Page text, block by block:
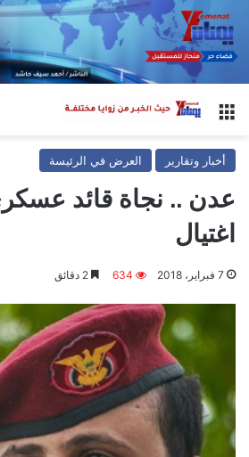
القائمة
أخبار وتقارير العرض في الرئيسة
عدن .. نجاة قائد
اغتيال
7 فبراير، 2018 634